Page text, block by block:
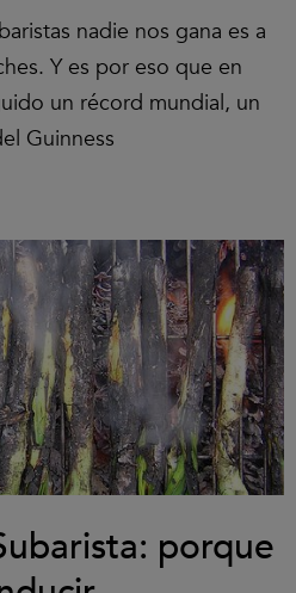
nadie nos gana es a
Y es por eso que en
un récord mundial, un
Guinness
porque